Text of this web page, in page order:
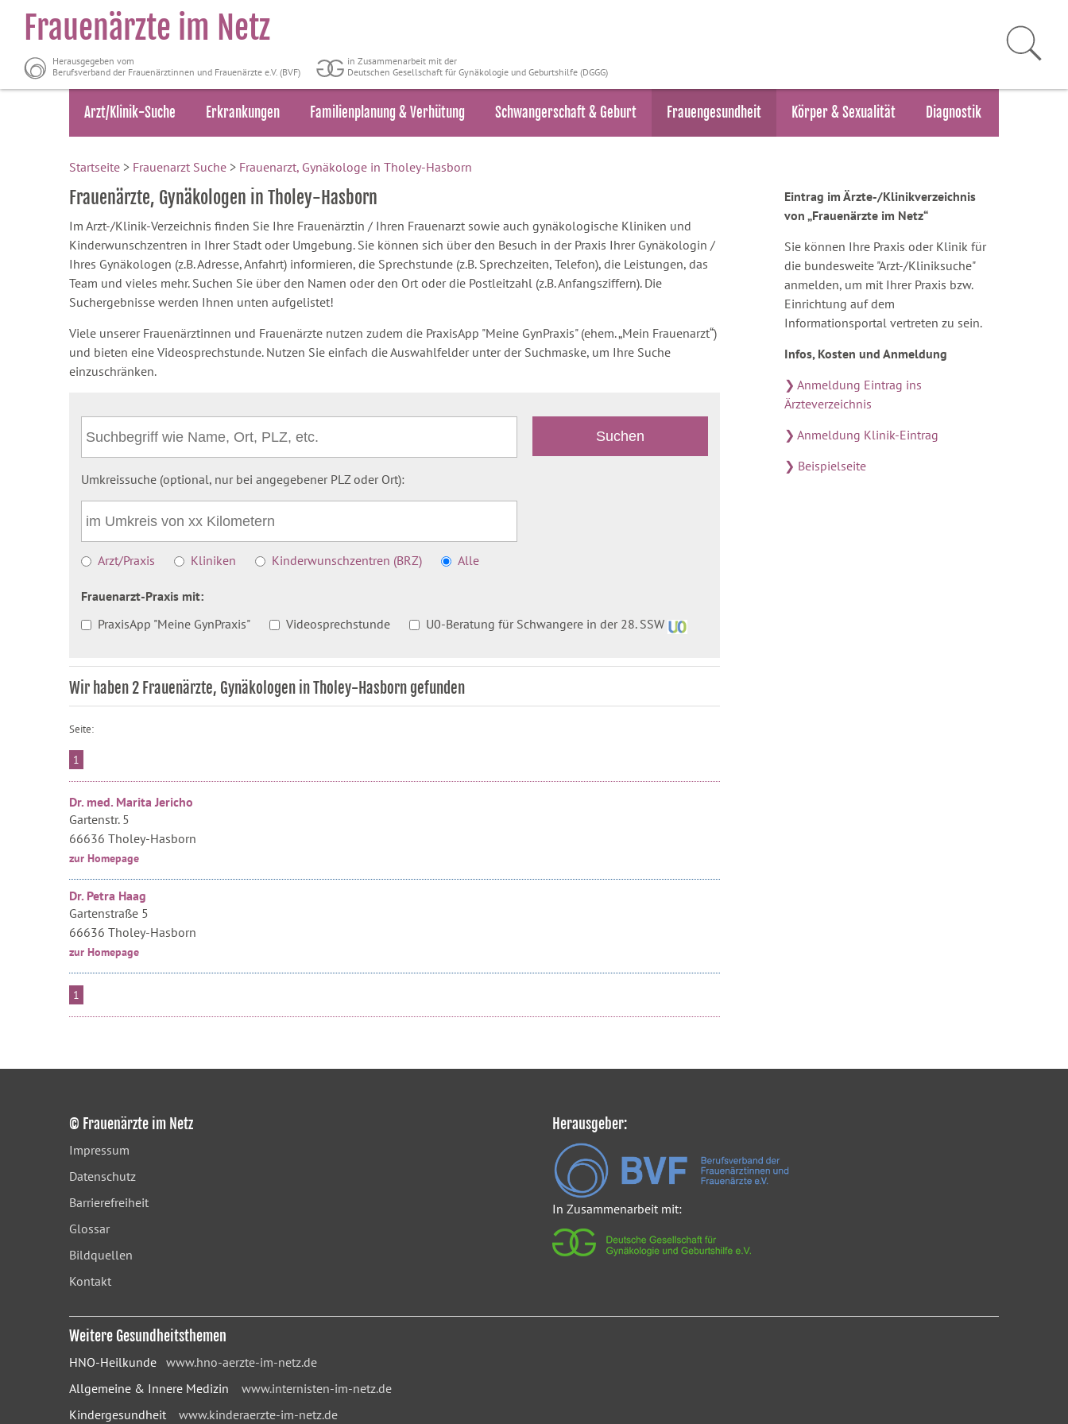
Frauenärzte im Netz
Herausgegeben vom
Berufsverband der Frauenärztinnen und Frauenärzte e.V. (BVF)
in Zusammenarbeit mit der
Deutschen Gesellschaft für Gynäkologie und Geburtshilfe (DGGG)
Arzt/Klinik-Suche Erkrankungen Familienplanung & Verhütung Schwangerschaft & Geburt Frauengesundheit Körper & Sexualität Diagnostik
Startseite > Frauenarzt Suche > Frauenarzt, Gynäkologe in Tholey-Hasborn
Frauenärzte, Gynäkologen in Tholey-Hasborn
Im Arzt-/Klinik-Verzeichnis finden Sie Ihre Frauenärztin / Ihren Frauenarzt sowie auch gynäkologische Kliniken und
Kinderwunschzentren in Ihrer Stadt oder Umgebung. Sie können sich über den Besuch in der Praxis Ihrer Gynäkologin /
Ihres Gynäkologen (z.B. Adresse, Anfahrt) informieren, die Sprechstunde (z.B. Sprechzeiten, Telefon), die Leistungen, das
Team und vieles mehr. Suchen Sie über den Namen oder den Ort oder die Postleitzahl (z.B. Anfangsziffern). Die
Suchergebnisse werden Ihnen unten aufgelistet!
Viele unserer Frauenärztinnen und Frauenärzte nutzen zudem die PraxisApp "Meine GynPraxis" (ehem. „Mein Frauenarzt“)
und bieten eine Videosprechstunde. Nutzen Sie einfach die Auswahlfelder unter der Suchmaske, um Ihre Suche
einzuschränken.
Umkreissuche (optional, nur bei angegebener PLZ oder Ort):
Arzt/Praxis Kliniken Kinderwunschzentren (BRZ) Alle
Frauenarzt-Praxis mit:
PraxisApp "Meine GynPraxis"
Videosprechstunde U0-Beratung für Schwangere in der 28. SSW
Wir haben 2 Frauenärzte, Gynäkologen in Tholey-Hasborn gefunden
Seite:
1
Dr. med. Marita Jericho
Gartenstr. 5
66636 Tholey-Hasborn
zur Homepage
Dr. Petra Haag
Gartenstraße 5
66636 Tholey-Hasborn
zur Homepage
1
Eintrag im Ärzte-/Klinikverzeichnis
von „Frauenärzte im Netz“
Sie können Ihre Praxis oder Klinik für
die bundesweite "Arzt-/Kliniksuche"
anmelden, um mit Ihrer Praxis bzw.
Einrichtung auf dem
Informationsportal vertreten zu sein.
Infos, Kosten und Anmeldung
❯ Anmeldung Eintrag ins
Ärzteverzeichnis
❯ Anmeldung Klinik-Eintrag
❯ Beispielseite
© Frauenärzte im Netz
Impressum
Datenschutz
Barrierefreiheit
Glossar
Bildquellen
Kontakt
Herausgeber:
In Zusammenarbeit mit:
Weitere Gesundheitsthemen
HNO-Heilkunde www.hno-aerzte-im-netz.de
Allgemeine & Innere Medizin www.internisten-im-netz.de
Kindergesundheit www.kinderaerzte-im-netz.de